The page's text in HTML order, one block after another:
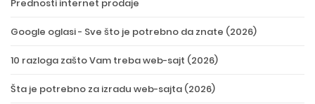
Prednosti internet prodaje
Google oglasi - Sve što je potrebno da znate (2026)
10 razloga zašto Vam treba web-sajt (2026)
Šta je potrebno za izradu web-sajta (2026)